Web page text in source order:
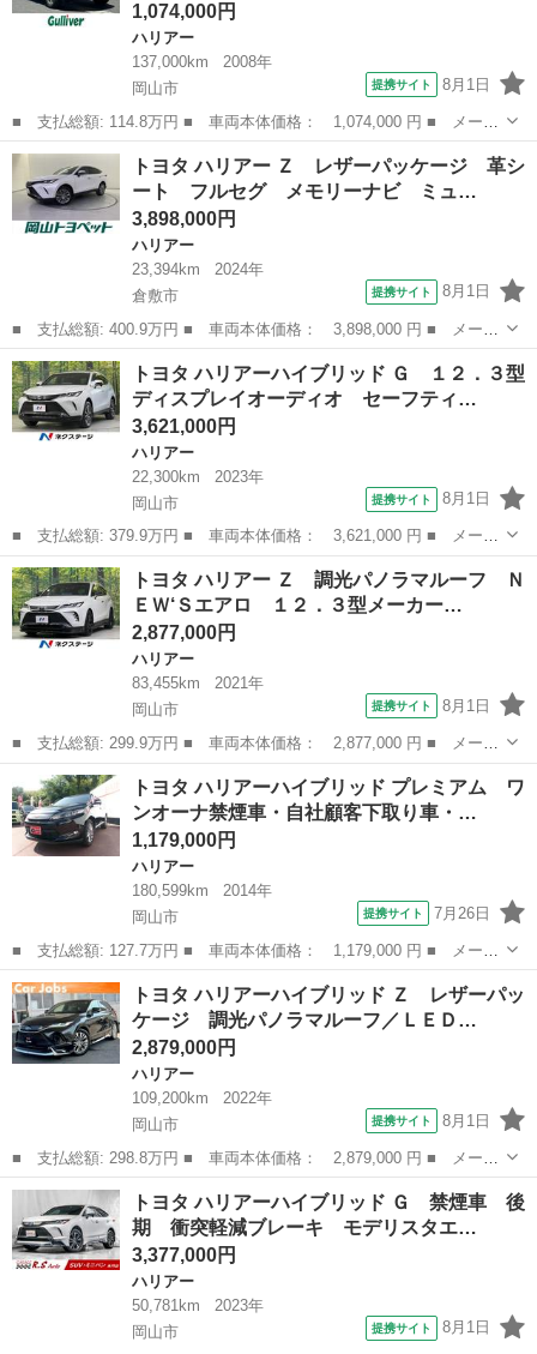
1,074,000円
ハリアー
137,000km
2008年
岡山市
提携サイト 8月1日
■ 支払総額: 114.8万円 ■ 車両本体価格： 1,074,000 円 ■ メーカ
ー名： トヨタ ■ 車種名： ハリアー ■ グレード名： ２４０
Ｇ Ｌパッケージ 純正ＨＤＤナビ Ｂカメラ ドラレコ前後 純正
１７インチ...
岡山 岡山市 ハリアー
トヨタ ハリアー Ｚ レザーパッケージ 革シ
ート フルセグ メモリーナビ ミュ…
3,898,000円
ハリアー
23,394km
2024年
倉敷市
提携サイト 8月1日
■ 支払総額: 400.9万円 ■ 車両本体価格： 3,898,000 円 ■ メーカ
ー名： トヨタ ■ 車種名： ハリアー ■ グレード名： Ｚ レザ
ーパッケージ 革シート フルセグ メモリーナビ ミュージックプ
レイヤー...
岡山 倉敷市 ハリアー
トヨタ ハリアーハイブリッド Ｇ １２．３型
ディスプレイオーディオ セーフティ…
3,621,000円
ハリアー
22,300km
2023年
岡山市
提携サイト 8月1日
■ 支払総額: 379.9万円 ■ 車両本体価格： 3,621,000 円 ■ メーカ
ー名： トヨタ ■ 車種名： ハリアーハイブリッド ■ グレード
名： Ｇ １２．３型ディスプレイオーディオ セーフティセンス
レーダーク...
岡山 岡山市 ハリアー
トヨタ ハリアー Ｚ 調光パノラマルーフ Ｎ
ＥＷ‘Ｓエアロ １２．３型メーカー…
2,877,000円
ハリアー
83,455km
2021年
岡山市
提携サイト 8月1日
■ 支払総額: 299.9万円 ■ 車両本体価格： 2,877,000 円 ■ メーカ
ー名： トヨタ ■ 車種名： ハリアー ■ グレード名： Ｚ 調光
パノラマルーフ ＮＥＷ‘Ｓエアロ １２．３型メーカーナビ 全周囲
カメラ...
岡山 岡山市 ハリアー
トヨタ ハリアーハイブリッド プレミアム ワ
ンオーナ禁煙車・自社顧客下取り車・…
1,179,000円
ハリアー
180,599km
2014年
岡山市
提携サイト 7月26日
■ 支払総額: 127.7万円 ■ 車両本体価格： 1,179,000 円 ■ メーカ
ー名： トヨタ ■ 車種名： ハリアーハイブリッド ■ グレード
名： プレミアム ワンオーナ禁煙車・自社顧客下取り車・４ＷＤ
車・純正９イ...
岡山 岡山市 ハリアー
トヨタ ハリアーハイブリッド Ｚ レザーパッ
ケージ 調光パノラマルーフ／ＬＥＤ…
2,879,000円
ハリアー
109,200km
2022年
岡山市
提携サイト 8月1日
■ 支払総額: 298.8万円 ■ 車両本体価格： 2,879,000 円 ■ メーカ
ー名： トヨタ ■ 車種名： ハリアーハイブリッド ■ グレード
名： Ｚ レザーパッケージ 調光パノラマルーフ／ＬＥＤ付モデリ
スタフルエ...
岡山 岡山市 ハリアー
トヨタ ハリアーハイブリッド Ｇ 禁煙車 後
期 衝突軽減ブレーキ モデリスタエ…
3,377,000円
ハリアー
50,781km
2023年
岡山市
提携サイト 8月1日